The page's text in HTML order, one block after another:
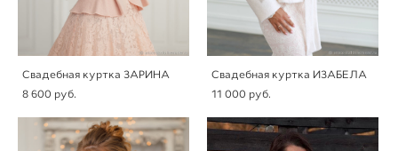
Свадебная куртка ЗАРИНА
8 600 pуб.
Свадебная куртка ИЗАБЕЛА
11 000 pуб.